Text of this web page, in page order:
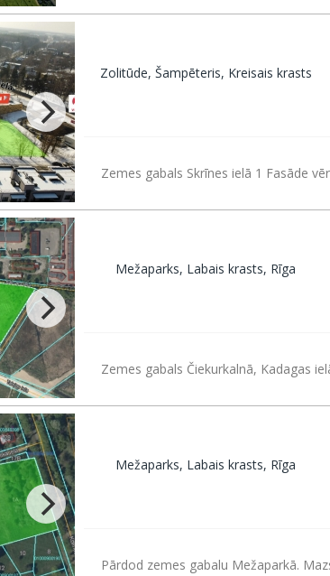
Zolitūde, Šampēteris, Kreisais krasts
Zemes gabals Skrīnes ielā 1 Fasāde
Mežaparks, Labais krasts, Rīga
Zemes gabals Čiekurkalnā, Kadagas
Mežaparks, Labais krasts, Rīga
Pārdod zemes gabalu Mežaparkā.